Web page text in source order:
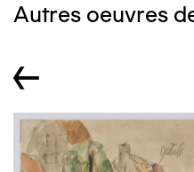
Autres oeuvres
←